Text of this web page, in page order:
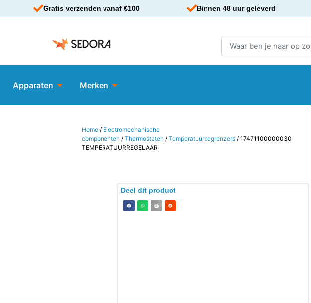
Gratis verzenden vanaf €100 Binnen 48 uur geleverd
Apparaten Merken
Home / Electromechanische
componenten /Thermostaten /Temperatuurbegrenzers / 17471100000030
TEMPERATUURREGELAAR
Deel dit product